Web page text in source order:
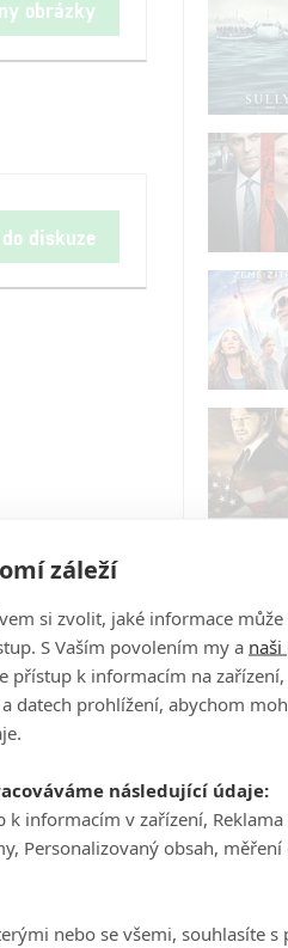
obrázky
diskuze
záleží
si zvolit, jaké informace
S Vaším povolením my a
přístup k informacím na
datech prohlížení, abychom
následující údaje:
informacím v zařízení, Reklama
Personalizovaný obsah,
nebo se všemi, souhlasíte s